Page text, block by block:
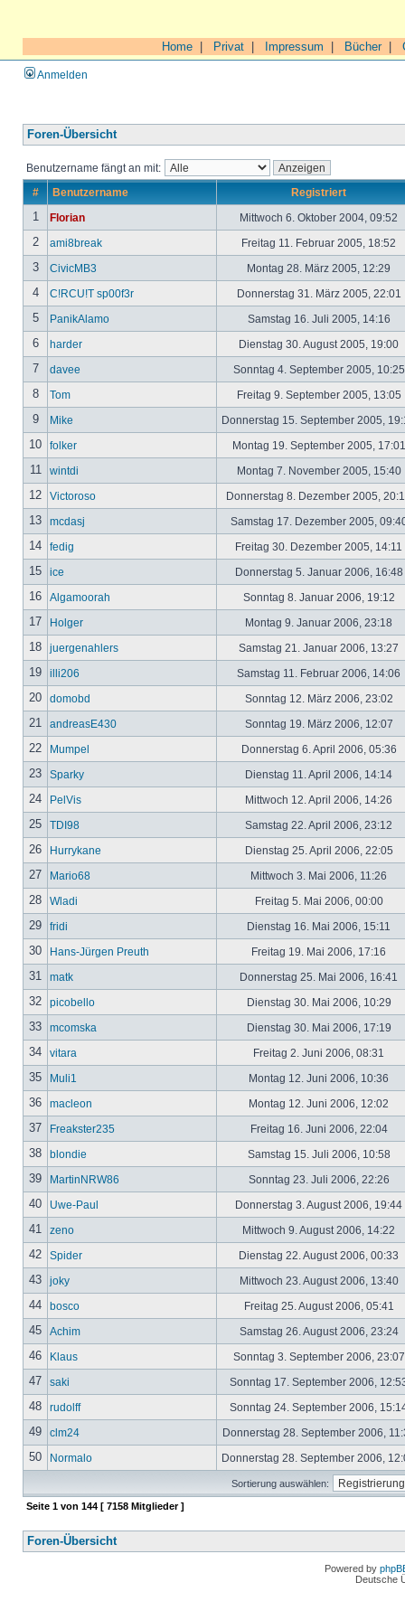
Home Privat Impressum Bücher|
Anmelden
Foren-Übersicht
Benutzername fängt an mit:
# Benutzername Registriert
1 Florian Mittwoch 6. Oktober 2004, 09:52
2 ami8break Freitag 11. Februar 2005, 18:52
3 CivicMB3 Montag 28. März 2005, 12:29
4 C!RCU!T sp00f3r Donnerstag 31. März 2005, 22:01
5 PanikAlamo Samstag 16. Juli 2005, 14:16
6 harder Dienstag 30. August 2005, 19:00
7 davee Sonntag 4. September 2005,
8 Tom Freitag 9. September 2005, 13:05
9 Mike Donnerstag 15. September 2005,
10 folker Montag 19. September 2005,
11 wintdi Montag 7. November 2005, 15:40
12 Victoroso Donnerstag 8. Dezember 2005,
13 mcdasj Samstag 17. Dezember 2005,
14 fedig Freitag 30. Dezember 2005, 14:11
15 ice Donnerstag 5. Januar 2006, 16:48
16 Algamoorah Sonntag 8. Januar 2006, 19:12
17 Holger Montag 9. Januar 2006, 23:18
18 juergenahlers Samstag 21. Januar 2006, 13:27
19 illi206 Samstag 11. Februar 2006, 14:06
20 domobd Sonntag 12. März 2006, 23:02
21 andreasE430 Sonntag 19. März 2006, 12:07
22 Mumpel Donnerstag 6. April 2006, 05:36
23 Sparky Dienstag 11. April 2006, 14:14
24 PelVis Mittwoch 12. April 2006, 14:26
25 TDI98 Samstag 22. April 2006, 23:12
26 Hurrykane Dienstag 25. April 2006, 22:05
27 Mario68 Mittwoch 3. Mai 2006, 11:26
28 Wladi Freitag 5. Mai 2006, 00:00
29 fridi Dienstag 16. Mai 2006, 15:11
30 Hans-Jürgen Preuth Freitag 19. Mai 2006, 17:16
31 matk Donnerstag 25. Mai 2006, 16:41
32 picobello Dienstag 30. Mai 2006, 10:29
33 mcomska Dienstag 30. Mai 2006, 17:19
34 vitara Freitag 2. Juni 2006, 08:31
35 Muli1 Montag 12. Juni 2006, 10:36
36 macleon Montag 12. Juni 2006, 12:02
37 Freakster235 Freitag 16. Juni 2006, 22:04
38 blondie Samstag 15. Juli 2006, 10:58
39 MartinNRW86 Sonntag 23. Juli 2006, 22:26
40 Uwe-Paul Donnerstag 3. August 2006, 19:44
41 zeno Mittwoch 9. August 2006, 14:22
42 Spider Dienstag 22. August 2006, 00:33
43 joky Mittwoch 23. August 2006, 13:40
44 bosco Freitag 25. August 2006, 05:41
45 Achim Samstag 26. August 2006, 23:24
46 Klaus Sonntag 3. September 2006,
47 saki Sonntag 17. September 2006,
48 rudolff Sonntag 24. September 2006,
49 clm24 Donnerstag 28. September 2006,
50 Normalo Donnerstag 28. September 2006,
Sortierung auswählen:
Seite 1 von 144 [ 7158 Mitglieder ]
Foren-Übersicht
Powered by
Deutsche